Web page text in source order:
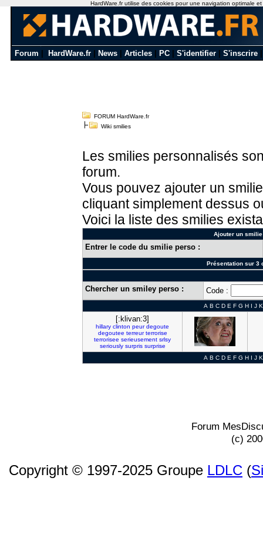
Forum HardWare.fr News Articles PC S'identifier S'inscrire
FORUM HardWare.fr
Wiki smilies
Les smilies personnalisés
forum.
Vous pouvez ajouter un
cliquant simplement dessus
Voici la liste des smilies
Ajouter un
Entrer le code du smilie perso :
Présentation sur 3
Chercher un smiley perso : Code :
A B C D E F G H I J K
[:klivan:3]
hillary clinton peur degoute
degoutee terreur terrorise
terrorisee serieusement srlsy
seriously surpris surprise
A B C D E F G H I J K
Forum
(c)
Copyright © 1997-2025 Groupe LDLC (
HardWare.fr utilise des cookies pour une navigation optimale